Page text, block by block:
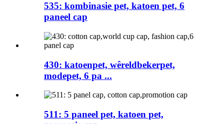
535: kombinasie pet, katoen pet, 6
paneel cap
430: katoenpet, wêreldbekerpet,
modepet, 6 pa ...
511: 5 paneel pet, katoen pet,